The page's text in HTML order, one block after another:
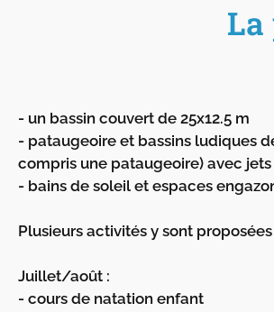
- un bassin couvert de 25x12.5 m
- pataugeoire et bassins ludiques
compris une pataugeoire) avec
- bains de soleil et espaces
Plusieurs activités y sont proposées
Juillet/août :
- cours de natation enfant